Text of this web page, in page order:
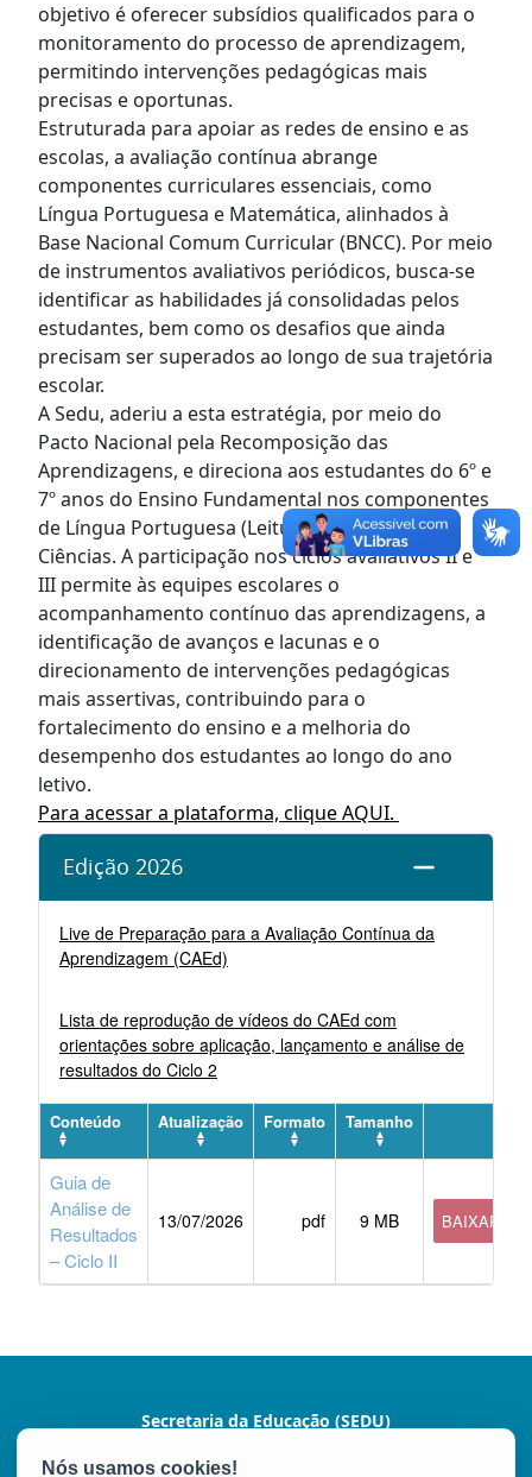
objetivo é oferecer subsídios qualificados para o
monitoramento do processo de aprendizagem,
permitindo intervenções pedagógicas mais
precisas e oportunas.
Estruturada para apoiar as redes de ensino e as
escolas, a avaliação contínua abrange
componentes curriculares essenciais, como
Língua Portuguesa e Matemática, alinhados à
Base Nacional Comum Curricular (BNCC). Por meio
de instrumentos avaliativos periódicos, busca-se
identificar as habilidades já consolidadas pelos
estudantes, bem como os desafios que ainda
precisam ser superados ao longo de sua trajetória
escolar.
A Sedu, aderiu a esta estratégia, por meio do
Pacto Nacional pela Recomposição das
Aprendizagens, e direciona aos estudantes do 6º e
7º anos do Ensino Fundamental nos componentes
de Língua Portuguesa (Leitura), matemática e
Ciências. A participação nos ciclos avaliativos II e
III permite às equipes escolares o
acompanhamento contínuo das aprendizagens, a
identificação de avanços e lacunas e o
direcionamento de intervenções pedagógicas
mais assertivas, contribuindo para o
fortalecimento do ensino e a melhoria do
desempenho dos estudantes ao longo do ano
letivo.
Para acessar a plataforma, clique AQUI.
Edição 2026
Live de Preparação para a Avaliação Contínua da
Aprendizagem (CAEd)
Lista de reprodução de vídeos do CAEd com
orientações sobre aplicação, lançamento e análise de
resultados do Ciclo 2
Conteúdo Atualização Formato Tamanho
Guia de
Análise de
Resultados
– Ciclo II
13/07/2026 pdf 9 MB BAIXAR
Secretaria da Educação (SEDU)
Av. César Hilal, 1111 - Santa Lúcia